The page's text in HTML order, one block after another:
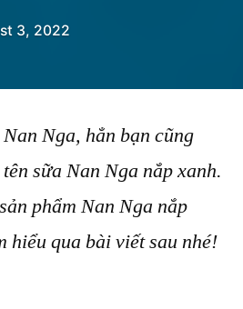
3, 2022
Nan
Nga
Nga, hẳn bạn cũng
sữa Nan Nga nắp xanh.
phẩm Nan Nga nắp
hiểu qua bài viết sau nhé!